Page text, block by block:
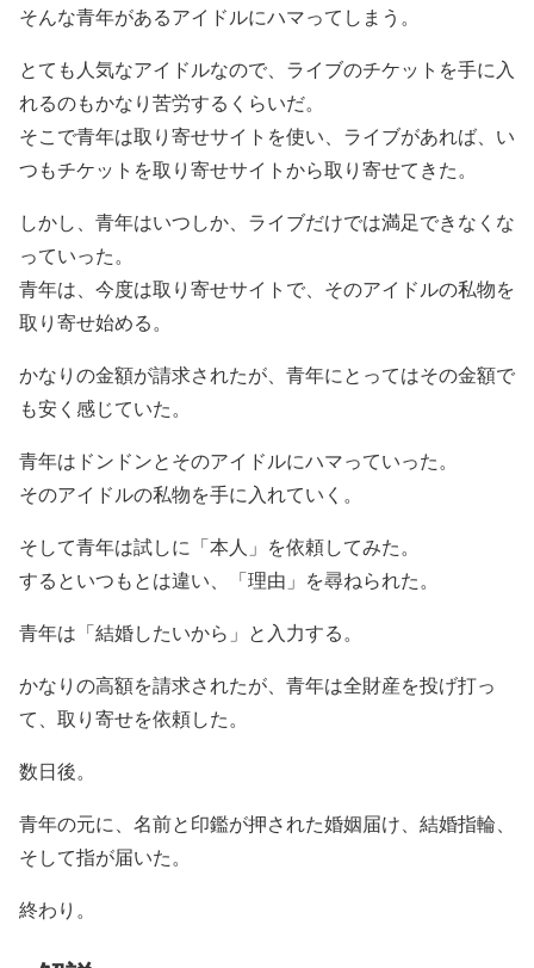
そんな青年があるアイドルにハマってしまう。
とても人気なアイドルなので、ライブのチケットを手に入
れるのもかなり苦労するくらいだ。
そこで青年は取り寄せサイトを使い、ライブがあれば、い
つもチケットを取り寄せサイトから取り寄せてきた。
しかし、青年はいつしか、ライブだけでは満足できなくな
っていった。
青年は、今度は取り寄せサイトで、そのアイドルの私物を
取り寄せ始める。
かなりの金額が請求されたが、青年にとってはその金額で
も安く感じていた。
青年はドンドンとそのアイドルにハマっていった。
そのアイドルの私物を手に入れていく。
そして青年は試しに「本人」を依頼してみた。
するといつもとは違い、「理由」を尋ねられた。
青年は「結婚したいから」と入力する。
かなりの高額を請求されたが、青年は全財産を投げ打っ
て、取り寄せを依頼した。
数日後。
青年の元に、名前と印鑑が押された婚姻届け、結婚指輪、
そして指が届いた。
終わり。